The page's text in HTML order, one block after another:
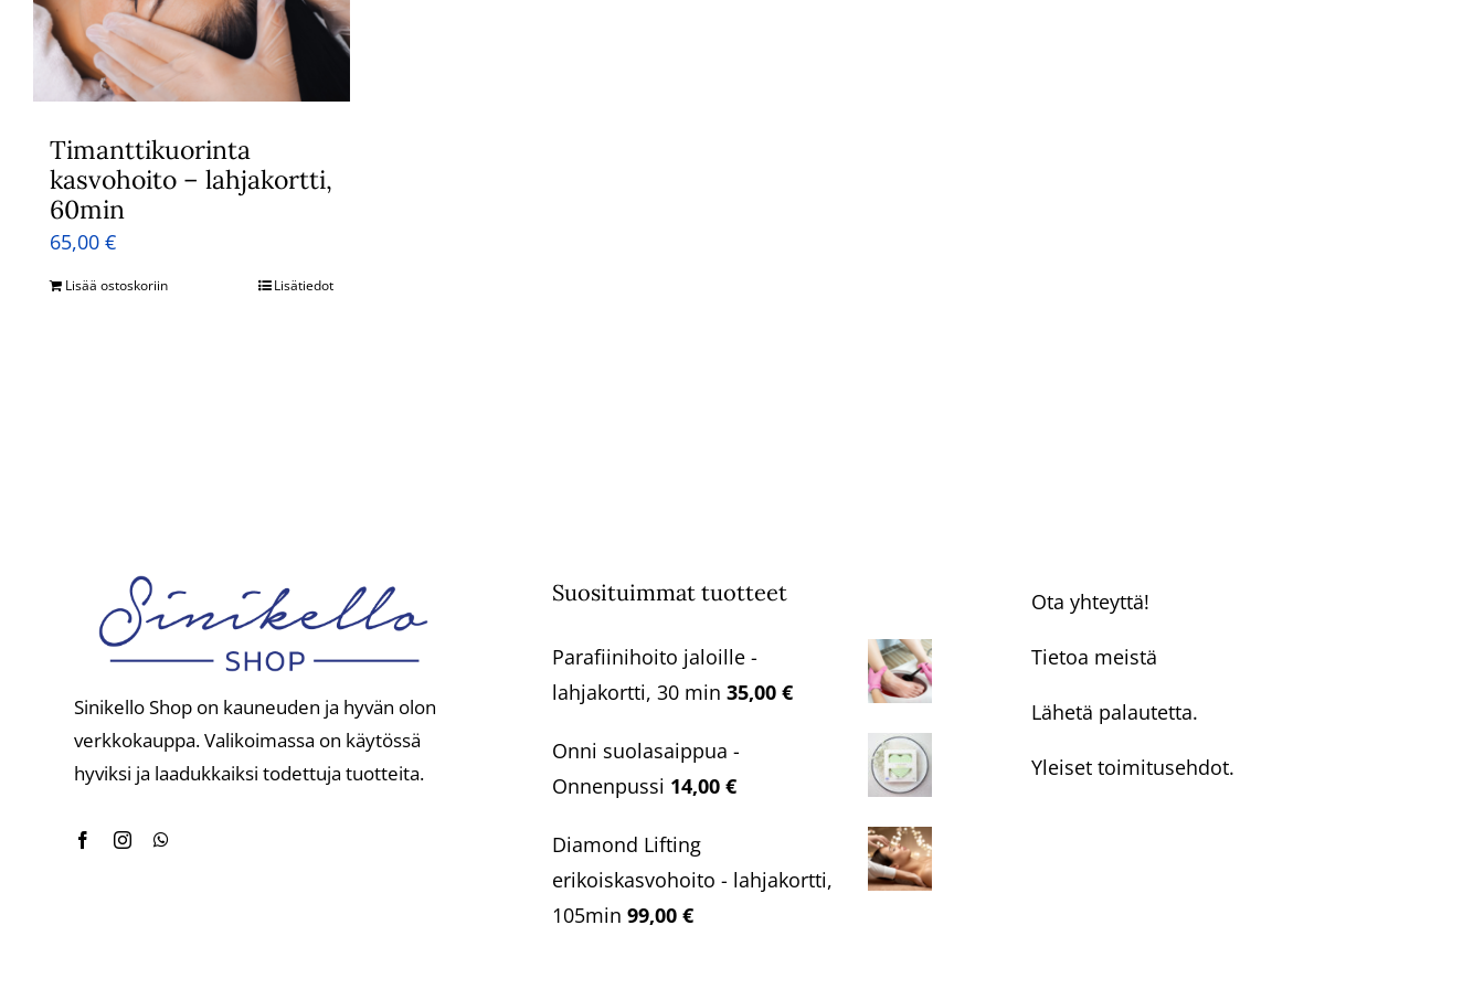
Timanttikuorinta
kasvohoito – lahjakortti,
60min
65,00 €
Lisää ostoskoriin Lisätiedot
Sinikello Shop on kauneuden ja hyvän olon
verkkokauppa. Valikoimassa on käytössä
hyviksi ja laadukkaiksi todettuja tuotteita.
Suosituimmat tuotteet
Parafiinihoito jaloille -
lahjakortti, 30 min 35,00€
Onni suolasaippua -
Onnenpussi 14,00€
Diamond Lifting
erikoiskasvohoito - lahjakortti,
105min 99,00€
Ota yhteyttä!
Tietoa meistä
Lähetä palautetta.
Yleiset toimitusehdot.